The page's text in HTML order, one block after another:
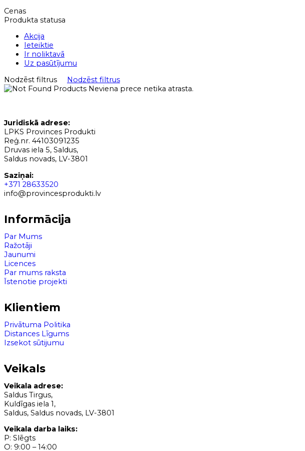
Cenas
Produkta statusa
Akcija
Ieteiktie
Ir noliktavā
Uz pasūtījumu
Nodzēst filtrus
Nodzēst filtrus
Neviena prece netika atrasta.
Juridiskā adrese:
LPKS Provinces Produkti
Reģ.nr. 44103091235
Druvas iela 5, Saldus,
Saldus novads, LV-3801
Saziņai:
+371 28633520
info@provincesprodukti.lv
Informācija
Par Mums
Ražotāji
Jaunumi
Licences
Par mums raksta
Īstenotie projekti
Klientiem
Privātuma Politika
Distances Līgums
Izsekot sūtijumu
Veikals
Veikala adrese:
Saldus Tirgus,
Kuldīgas iela 1,
Saldus, Saldus novads, LV-3801
Veikala darba laiks:
P: Slēgts
O: 9:00 – 14:00